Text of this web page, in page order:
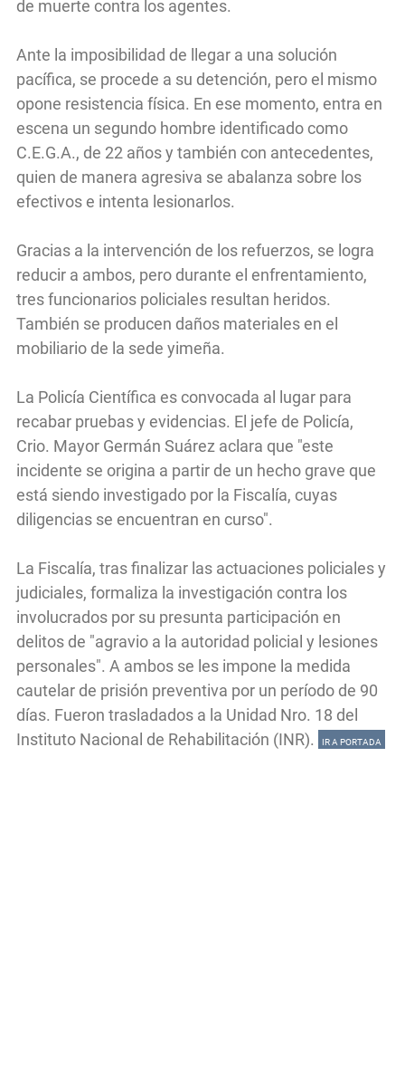
de muerte contra los agentes.
Ante la imposibilidad de llegar a una solución
pacífica, se procede a su detención, pero el mismo
opone resistencia física. En ese momento, entra en
escena un segundo hombre identificado como
C.E.G.A., de 22 años y también con antecedentes,
quien de manera agresiva se abalanza sobre los
efectivos e intenta lesionarlos.
Gracias a la intervención de los refuerzos, se logra
reducir a ambos, pero durante el enfrentamiento,
tres funcionarios policiales resultan heridos.
También se producen daños materiales en el
mobiliario de la sede yimeña.
La Policía Científica es convocada al lugar para
recabar pruebas y evidencias. El jefe de Policía,
Crio. Mayor Germán Suárez aclara que "este
incidente se origina a partir de un hecho grave que
está siendo investigado por la Fiscalía, cuyas
diligencias se encuentran en curso".
La Fiscalía, tras finalizar las actuaciones policiales y
judiciales, formaliza la investigación contra los
involucrados por su presunta participación en
delitos de "agravio a la autoridad policial y lesiones
personales". A ambos se les impone la medida
cautelar de prisión preventiva por un período de 90
días. Fueron trasladados a la Unidad Nro. 18 del
Instituto Nacional de Rehabilitación (INR).
IR A PORTADA